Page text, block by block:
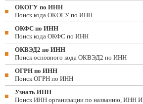
ОКОГУ по ИНН
Поиск кода ОКОГУ по ИНН
ОКФС по ИНН
Поиск кода ОКФС по ИНН
ОКВЭД2 по ИНН
Поиск основного кода ОКВЭД2 по ИНН
ОГРН по ИНН
Поиск ОГРН по ИНН
Узнать ИНН
Поиск ИНН организации по названию, ИНН